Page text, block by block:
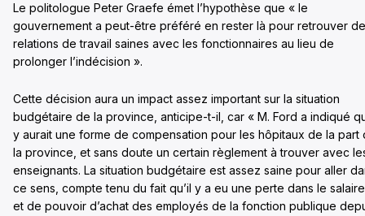
Le politologue Peter Graefe émet l’hypothèse que « le
gouvernement a peut-être préféré en rester là pour retrouver
relations de travail saines avec les fonctionnaires au lieu de
prolonger l’indécision ».
Cette décision aura un impact assez important sur la situation
budgétaire de la province, anticipe-t-il, car « M. Ford a indiqué
y aurait une forme de compensation pour les hôpitaux de la part
la province, et sans doute un certain règlement à trouver avec
enseignants. La situation budgétaire est assez saine pour aller
ce sens, compte tenu du fait qu’il y a eu une perte dans le salaire
et de pouvoir d’achat des employés de la fonction publique